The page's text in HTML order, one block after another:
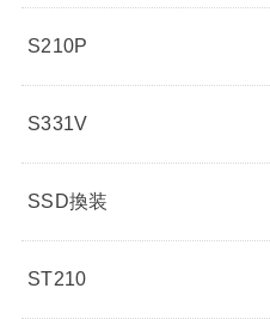
S210P
S331V
SSD換装
ST210